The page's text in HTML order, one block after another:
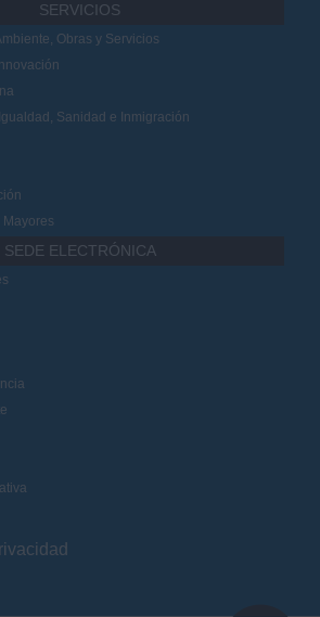
SERVICIOS
Obras y Servicios
Sanidad e Inmigración
Mayores
SEDE ELECTRÓNICA